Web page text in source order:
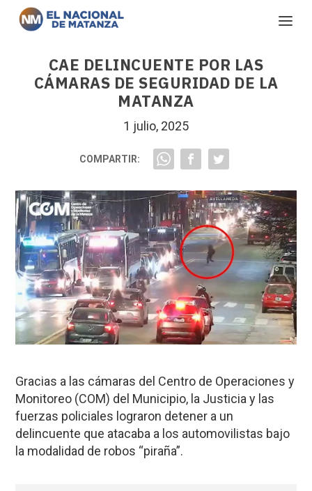
CAE DELINCUENTE POR LAS
CÁMARAS DE SEGURIDAD DE LA
MATANZA
1 julio, 2025
COMPARTIR:
Gracias a las cámaras del Centro de Operaciones y
Monitoreo (COM) del Municipio, la Justicia y las
fuerzas policiales lograron detener a un
delincuente que atacaba a los automovilistas bajo
la modalidad de robos “piraña”.